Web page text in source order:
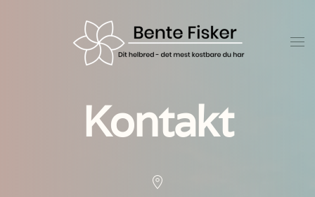
Gå til hovedindhold
Kontakt